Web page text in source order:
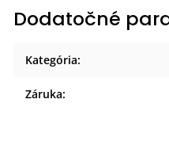
Dodatočné
Kategória:
Záruka: